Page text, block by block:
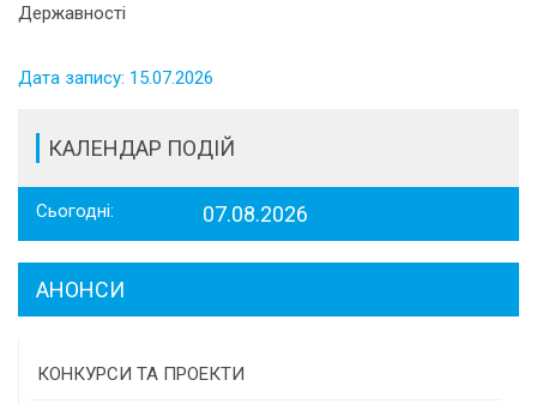
Державності
Дата запису: 15.07.2026
КАЛЕНДАР ПОДІЙ
Сьогодні: 07.08.2026
АНОНСИ
КОНКУРСИ ТА ПРОЕКТИ